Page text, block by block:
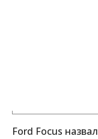
Ford Focus